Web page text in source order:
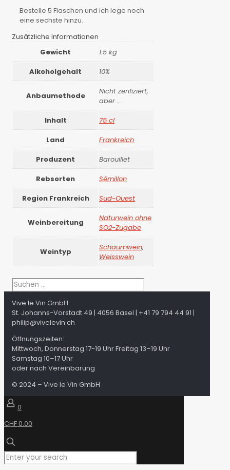
Bestelle 5 Flaschen und ich lege noch
eine sechste hinzu.
Zusätzliche Informationen
Gewicht
1.5 kg
Alkoholgehalt
10%
Anbaumethode
Nicht zerifiziert,
aber …
Inhalt
75 cl
Land
Frankreich
Produzent
Barouillet
Rebsorten
Sémillon
Region Frankreich
Sud-Ouest
Weinbereitung
Naturwein ohne
SO2-Zugabe
Weintyp Schaumwein,
Weisswein
Vive le Vin GmbH
St. Johanns-Vorstadt 49 | 4056 Basel | +41 79 794 44 91 |
philip@vivelevin.ch
Öffnungszeiten:
Mittwoch, Donnerstag 17-19 Uhr Freitag 13–19 Uhr
Samstag 10–17 Uhr
oder nach Vereinbarung
© 2024 – Vive le Vin GmbH
0
CHF 0.00